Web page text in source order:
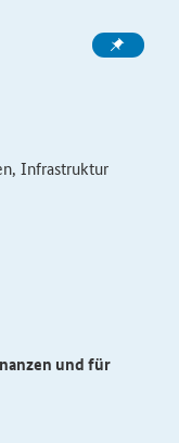
Infrastruktur
und für